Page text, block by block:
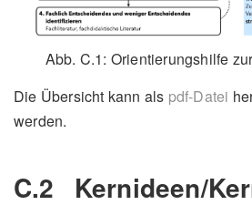
Abb. C.1: Orientierungshilfe
Die Übersicht kann als pdf-Datei
werden.
C.2 Kernideen/